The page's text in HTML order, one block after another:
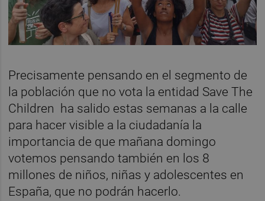
Precisamente pensando en el segmento de
la población que no vota la entidad Save The
Children ha salido estas semanas a la calle
para hacer visible a la ciudadanía la
importancia de que mañana domingo
votemos pensando también en los 8
millones de niños, niñas y adolescentes en
España, que no podrán hacerlo.